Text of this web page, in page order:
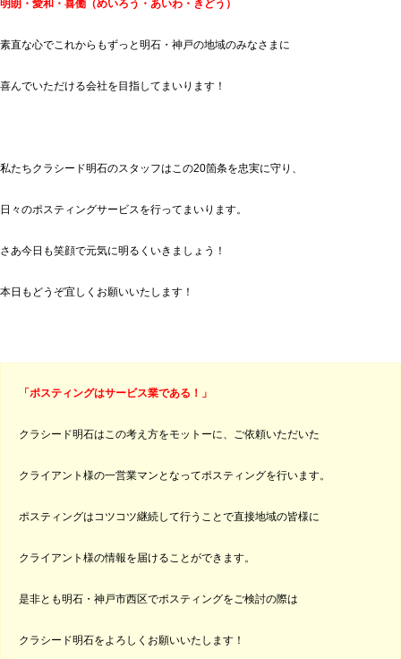
明朗・愛和・喜働（めいろう・あいわ・きどう）
素直な心でこれからもずっと明石・神戸の地域のみなさまに
喜んでいただける会社を目指してまいります！
私たちクラシード明石のスタッフはこの20箇条を忠実に守り、
日々のポスティングサービスを行ってまいります。
さあ今日も笑顔で元気に明るくいきましょう！
本日もどうぞ宜しくお願いいたします！
「ポスティングはサービス業である！」
クラシード明石はこの考え方をモットーに、ご依頼いただいた
クライアント様の一営業マンとなってポスティングを行います。
ポスティングはコツコツ継続して行うことで直接地域の皆様に
クライアント様の情報を届けることができます。
是非とも明石・神戸市西区でポスティングをご検討の際は
クラシード明石をよろしくお願いいたします！